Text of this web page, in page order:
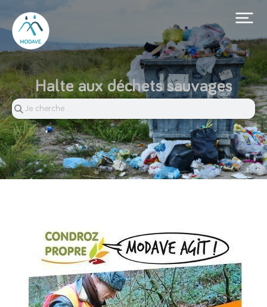
Halte aux déchets sauvages